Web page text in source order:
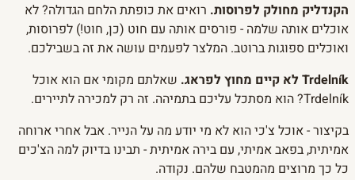
הקנדליק מחולק לפרוסות. רואים את כופתת הלחם הגדולה? לא
אוכלים אותה שלמה - פורסים אותה עם חוט (כן, חוט!) לפרוסות,
ואוכלים ספוגות ברוטב. המלצר לפעמים עושה את זה בשבילכם.
Trdelník לא קיים מחוץ לפראג.
שאלתם מקומי אם הוא אוכל
Trdelník? הוא מסתכל עליכם בתמיהה. זה רק למכירה לתיירים.
בקיצור - אוכל צ'כי הוא לא מי יודע מה על הנייר. אבל אחרי ארוחה
אמיתית, בפאב אמיתי, עם בירה אמיתית - תבינו בדיוק למה הצ'כים
כל כך מרוצים מהמטבח שלהם. נקודה.